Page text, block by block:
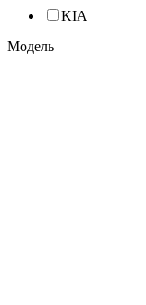
KIA
Модель